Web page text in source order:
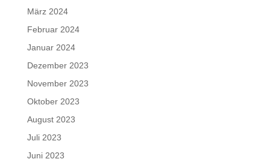
März 2024
Februar 2024
Januar 2024
Dezember 2023
November 2023
Oktober 2023
August 2023
Juli 2023
Juni 2023